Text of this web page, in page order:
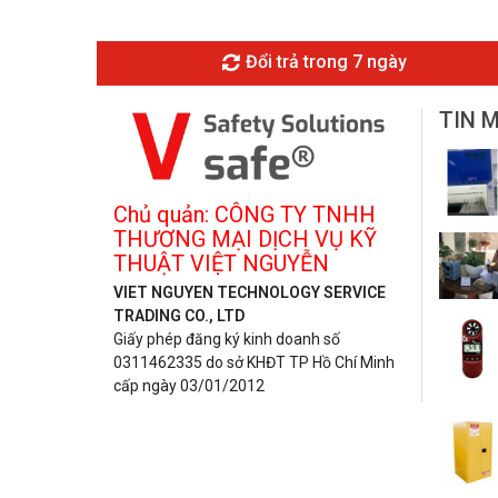
Đổi trả trong 7 ngày
Chủ quản: CÔNG TY TNHH
THƯƠNG MẠI DỊCH VỤ KỸ
THUẬT VIỆT NGUYỄN
VIET NGUYEN TECHNOLOGY SERVICE
TRADING CO., LTD
Giấy phép đăng ký kinh doanh số
0311462335 do sở KHĐT TP Hồ Chí Minh
cấp ngày 03/01/2012
TIN